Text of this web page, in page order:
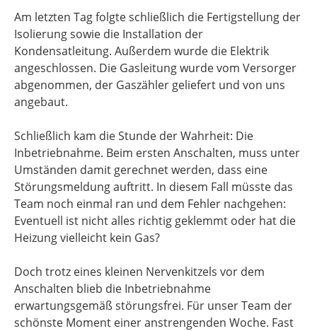
Am letzten Tag folgte schließlich die Fertigstellung der
Isolierung sowie die Installation der
Kondensatleitung. Außerdem wurde die Elektrik
angeschlossen. Die Gasleitung wurde vom Versorger
abgenommen, der Gaszähler geliefert und von uns
angebaut.
Schließlich kam die Stunde der Wahrheit: Die
Inbetriebnahme. Beim ersten Anschalten, muss unter
Umständen damit gerechnet werden, dass eine
Störungsmeldung auftritt. In diesem Fall müsste das
Team noch einmal ran und dem Fehler nachgehen:
Eventuell ist nicht alles richtig geklemmt oder hat die
Heizung vielleicht kein Gas?
Doch trotz eines kleinen Nervenkitzels vor dem
Anschalten blieb die Inbetriebnahme
erwartungsgemäß störungsfrei. Für unser Team der
schönste Moment einer anstrengenden Woche. Fast